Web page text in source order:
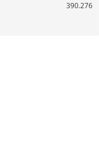
390.276